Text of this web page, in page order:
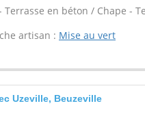
Terrasse en béton / Chape -
artisan : Mise au vert
Uzeville, Beuzeville